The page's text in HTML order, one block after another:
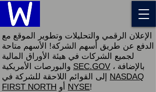
الإعلان الرقمي والتحليلات وتطوير الموقع مع
الدفع عن طريق أسهم الشركة! الأسهم متاحة
لجميع الشركات في هيئة الأوراق المالية
SEC.GOV ، بالإضافة
NASDAQ
FIRST NORTH
NYSE!